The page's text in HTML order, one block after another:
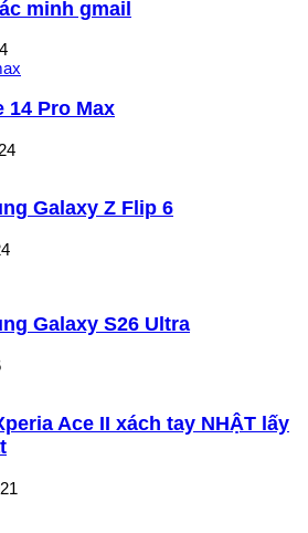
minh gmail
14 Pro Max
Galaxy Z Flip 6
Galaxy S26 Ultra
Ace II xách tay NHẬT lấy